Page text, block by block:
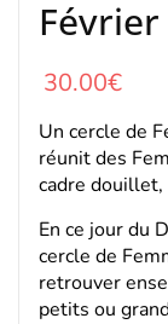
Février
30.00€
Un cercle de
réunit des
cadre
En ce jour du
cercle de
retrouver
petits ou